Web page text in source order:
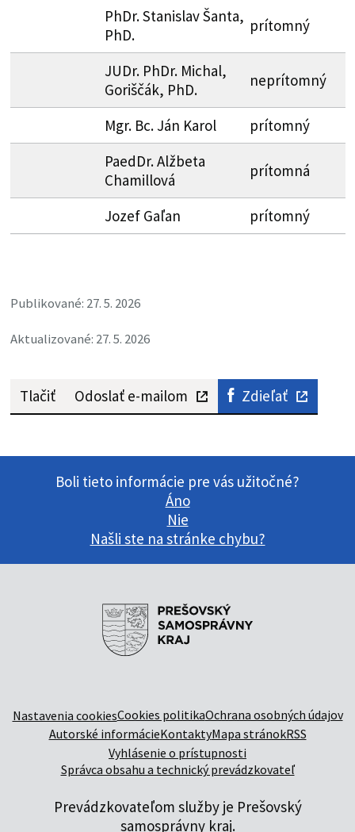
PhDr. Stanislav Šanta,
PhD.
prítomný
JUDr. PhDr. Michal,
Goriščák, PhD.
neprítomný
Mgr. Bc. Ján Karol
prítomný
PaedDr. Alžbeta
Chamillová
prítomná
Jozef Gaľan prítomný
Publikované: 27. 5. 2026
Aktualizované: 27. 5. 2026
Tlačiť Odoslať e-mailom Zdieľať
Boli tieto informácie pre vás užitočné?
Áno
Nie
Našli ste na stránke chybu?
Nastavenia cookiesCookies politikaOchrana osobných údajov
Autorské informácieKontaktyMapa stránokRSS
Vyhlásenie o prístupnosti
Správca obsahu a technický prevádzkovateľ
Prevádzkovateľom služby je Prešovský
samosprávny kraj.